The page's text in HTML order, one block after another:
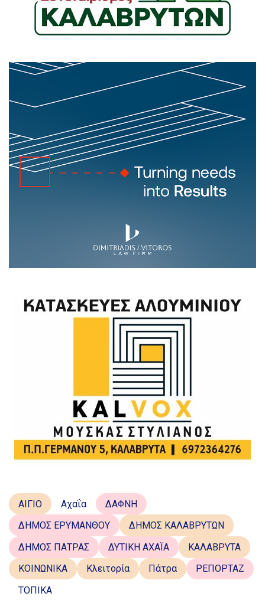
ΑΙΓΙΟ Αχαΐα
ΔΑΦΝΗ
ΔΗΜΟΣ ΕΡΥΜΑΝΘΟΥ
ΔΗΜΟΣ ΚΑΛΑΒΡΥΤΩΝ
ΔΗΜΟΣ ΠΑΤΡΑΣ
ΔΥΤΙΚΗ ΑΧΑΪΑ
ΚΑΛΑΒΡΥΤΑ
ΚΟΙΝΩΝΙΚΑ
Κλειτορία Πάτρα
ΡΕΠΟΡΤΑΖ
ΤΟΠΙΚΑ